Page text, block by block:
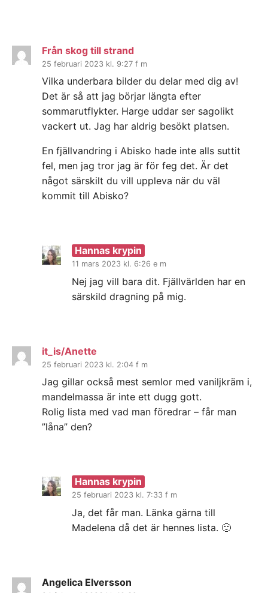
Från skog till strand
25 februari 2023 kl. 9:27 f m
Vilka underbara bilder du delar med dig av!
Det är så att jag börjar längta efter
sommarutflykter. Harge uddar ser sagolikt
vackert ut. Jag har aldrig besökt platsen.
En fjällvandring i Abisko hade inte alls suttit
fel, men jag tror jag är för feg det. Är det
något särskilt du vill uppleva när du väl
kommit till Abisko?
Hannas krypin
11 mars 2023 kl. 6:26 e m
Nej jag vill bara dit. Fjällvärlden har en
särskild dragning på mig.
it_is/Anette
25 februari 2023 kl. 2:04 f m
Jag gillar också mest semlor med vaniljkräm i,
mandelmassa är inte ett dugg gott.
Rolig lista med vad man föredrar – får man
”låna” den?
Hannas krypin
25 februari 2023 kl. 7:33 f m
Ja, det får man. Länka gärna till
Madelena då det är hennes lista. 🙂
Angelica Elversson